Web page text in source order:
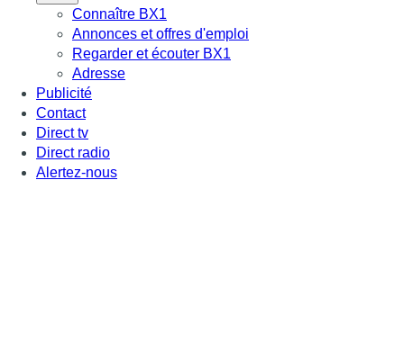
Connaître BX1
Annonces et offres d'emploi
Regarder et écouter BX1
Adresse
Publicité
Contact
Direct tv
Direct radio
Alertez-nous